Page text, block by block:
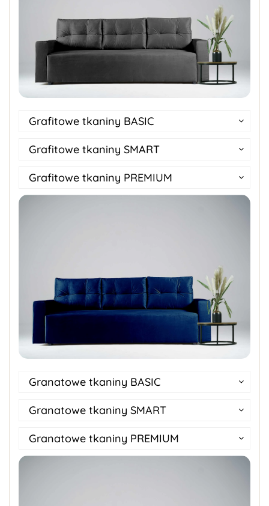
Grafitowe tkaniny BASIC
Grafitowe tkaniny SMART
Grafitowe tkaniny PREMIUM
Granatowe tkaniny BASIC
Granatowe tkaniny SMART
Granatowe tkaniny PREMIUM